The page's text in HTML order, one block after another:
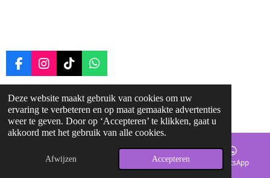
Deze website maakt gebruik van cookies om uw
ervaring te verbeteren en op maat gemaakte advertenties
weer te geven. Door op ‘Accepteren’ te klikken, gaat u
akkoord met het gebruik van alle cookies.
Afwijzen Accepteren
F
e
b
o
o
I
t
a
g
r
m
T
T
o
k
W
t
s
A
p
© 2025 - 2026 ruitergroei
Powered byJouwWeb
E-mailadres Facebook WhatsApp